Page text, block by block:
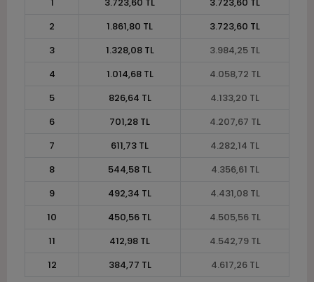
2
1.861,80 TL
3.723,60 TL
3
1.328,08 TL
3.984,25 TL
4
1.014,68 TL
4.058,72 TL
5
826,64 TL
4.133,20 TL
6
701,28 TL
4.207,67 TL
7
611,73 TL
4.282,14 TL
8
544,58 TL
4.356,61 TL
9
492,34 TL
4.431,08 TL
10
450,56 TL
4.505,56 TL
11
412,98 TL
4.542,79 TL
12
384,77 TL 4.617,26 TL